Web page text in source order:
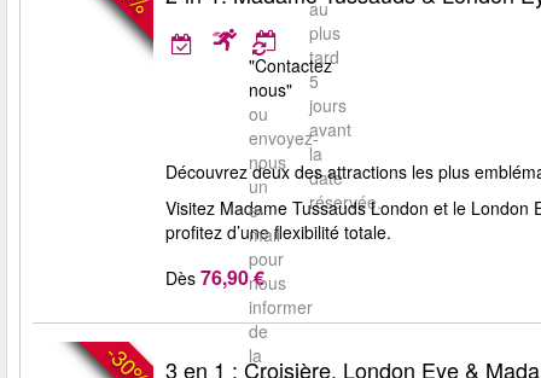
au
plus
tard
5
jours
avant
la
date
réservée.
"Contactez
nous"
ou
envoyez-
nous
un
e-
mail
pour
nous
informer
de
la
Découvrez deux des attractions les plus
Visitez Madame Tussauds London et le London
profitez d’une flexibilité totale.
Dès 76,90 €
-30% 3 en 1 : Croisière, London Eye &